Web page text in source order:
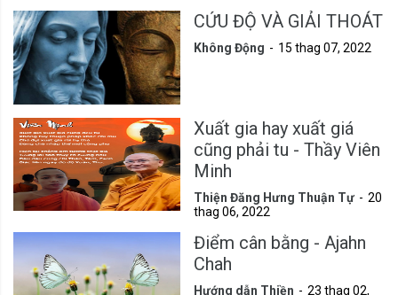
CỨU ĐỘ VÀ GIẢI THOÁT
Không Động 15 thag 07, 2022
Xuất gia hay xuất giá
cũng phải tu - Thầy Viên
Minh
Thiện Đăng Hưng Thuận Tự
20
thag 06, 2022
Điểm cân bằng - Ajahn
Chah
Hướng dẫn Thiền 23 thag 02,